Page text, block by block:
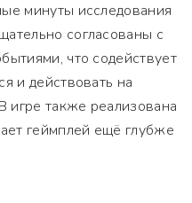
минуты исследования
согласованы с
что содействует
и действовать на
игре также реализована
геймплей ещё глубже